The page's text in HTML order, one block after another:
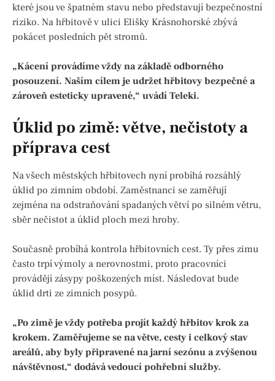
které jsou ve špatném stavu nebo představují bezpečnostní
riziko. Na hřbitově v ulici Elišky Krásnohorské zbývá
pokácet posledních pět stromů.
„Kácení provádíme vždy na základě odborného
posouzení. Naším cílem je udržet hřbitovy bezpečné a
zároveň esteticky upravené,“ uvádí Teleki.
Úklid po zimě: větve, nečistoty a
příprava cest
Na všech městských hřbitovech nyní probíhá rozsáhlý
úklid po zimním období. Zaměstnanci se zaměřují
zejména na odstraňování spadaných větví po silném větru,
sběr nečistot a úklid ploch mezi hroby.
Současně probíhá kontrola hřbitovních cest. Ty přes zimu
často trpí výmoly a nerovnostmi, proto pracovníci
provádějí zásypy poškozených míst. Následovat bude
úklid drti ze zimních posypů.
„Po zimě je vždy potřeba projít každý hřbitov krok za
krokem. Zaměřujeme se na větve, cesty i celkový stav
areálů, aby byly připravené na jarní sezónu a zvýšenou
návštěvnost,“ dodává vedoucí pohřební služby.